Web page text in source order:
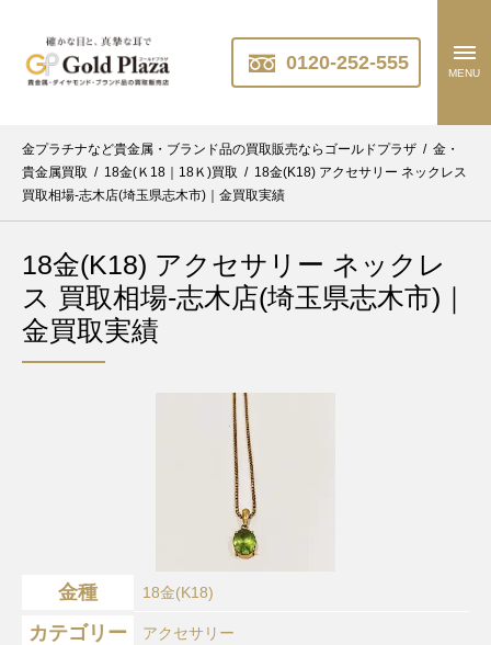
0120-252-555 MENU
金プラチナなど貴金属・ブランド品の買取販売ならゴールドプラザ / 金・
貴金属買取 / 18金(Ｋ18｜18Ｋ)買取 / 18金(K18) アクセサリー ネックレス
買取相場-志木店(埼玉県志木市)｜金買取実績
18金(K18) アクセサリー ネックレ
ス 買取相場-志木店(埼玉県志木市)｜
金買取実績
金種 18金(K18)
カテゴリー アクセサリー